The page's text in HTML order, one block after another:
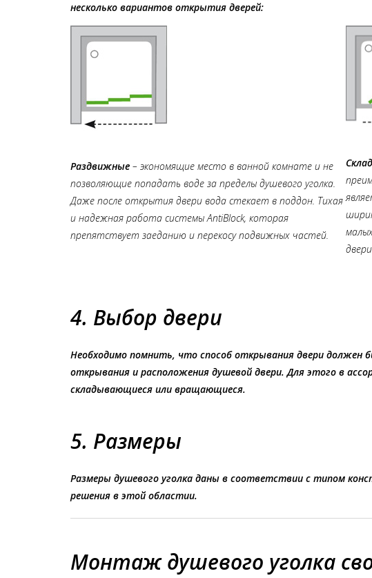
несколько вариантов открытия дверей:
Раздвижные – экономящие место в ванной комнате и не
позволяющие попадать воде за пределы душевого уголка.
Даже после открытия двери вода стекает в поддон. Тихая
и надежная работа системы AntiBlock, которая
препятствует заеданию и перекосу подвижных частей.
двери.
4. Выбор двери
Необходимо помнить, что способ открывания двери
открывания и расположения душевой двери. Для этого в
складывающиеся или вращающиеся.
5. Размеры
Размеры душевого уголка даны в соответствии с типом
решения в этой областиu.
Монтаж душевого уголка